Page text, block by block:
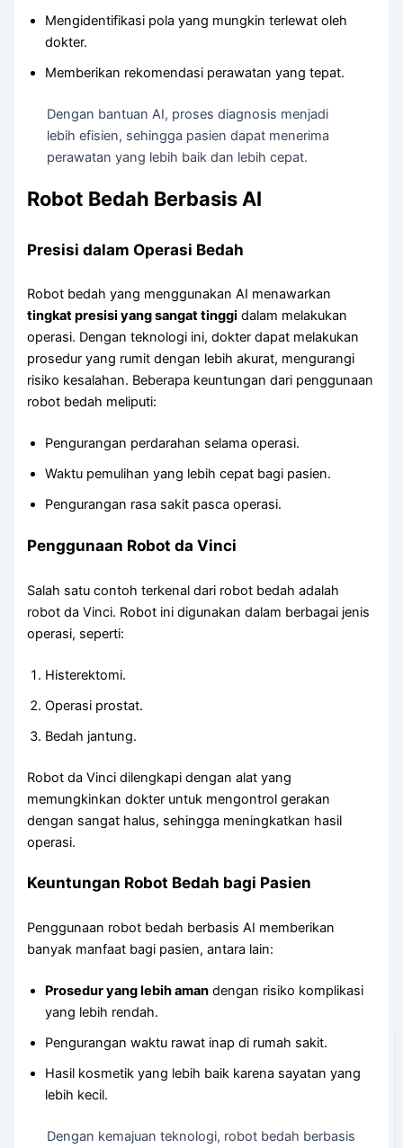
Mengidentifikasi pola yang mungkin terlewat oleh
dokter.
Memberikan rekomendasi perawatan yang tepat.
Dengan bantuan AI, proses diagnosis menjadi
lebih efisien, sehingga pasien dapat menerima
perawatan yang lebih baik dan lebih cepat.
Robot Bedah Berbasis AI
Presisi dalam Operasi Bedah
Robot bedah yang menggunakan AI menawarkan
tingkat presisi yang sangat tinggi dalam melakukan
operasi. Dengan teknologi ini, dokter dapat melakukan
prosedur yang rumit dengan lebih akurat, mengurangi
risiko kesalahan. Beberapa keuntungan dari penggunaan
robot bedah meliputi:
Pengurangan perdarahan selama operasi.
Waktu pemulihan yang lebih cepat bagi pasien.
Pengurangan rasa sakit pasca operasi.
Penggunaan Robot da Vinci
Salah satu contoh terkenal dari robot bedah adalah
robot da Vinci. Robot ini digunakan dalam berbagai jenis
operasi, seperti:
Histerektomi.
Operasi prostat.
Bedah jantung.
Robot da Vinci dilengkapi dengan alat yang
memungkinkan dokter untuk mengontrol gerakan
dengan sangat halus, sehingga meningkatkan hasil
operasi.
Keuntungan Robot Bedah bagi Pasien
Penggunaan robot bedah berbasis AI memberikan
banyak manfaat bagi pasien, antara lain:
Prosedur yang lebih aman dengan risiko komplikasi
yang lebih rendah.
Pengurangan waktu rawat inap di rumah sakit.
Hasil kosmetik yang lebih baik karena sayatan yang
lebih kecil.
Dengan kemajuan teknologi, robot bedah berbasis